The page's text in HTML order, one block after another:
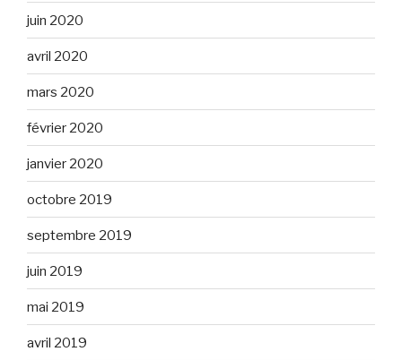
juin 2020
avril 2020
mars 2020
février 2020
janvier 2020
octobre 2019
septembre 2019
juin 2019
mai 2019
avril 2019